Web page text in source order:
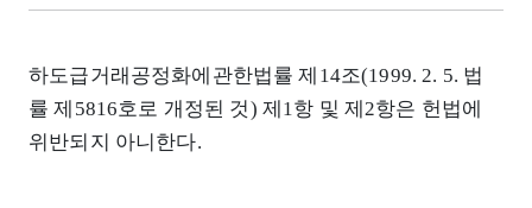
하도급거래공정화에관한법률 제14조(1999. 2. 5. 법
률 제5816호로 개정된 것) 제1항 및 제2항은 헌법에
위반되지 아니한다.